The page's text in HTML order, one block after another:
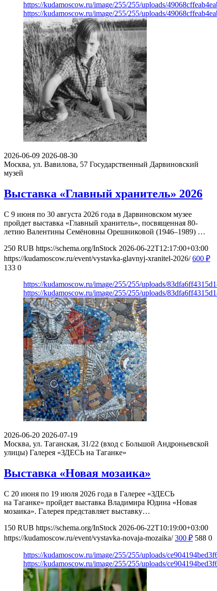
https://kudamoscow.ru/image/255/255/uploads/
https://kudamoscow.ru/image/255/255/uploads/
2026-06-09 2026-08-30
Москва, ул. Вавилова, 57 Государственный Дарвиновский
музей
Выставка «Главный хранитель» 2026
С 9 июня по 30 августа 2026 года в Дарвиновском музее
пройдет выставка «Главный хранитель», посвященная 80-
летию Валентины Семёновны Орешниковой (1946–1989) …
250 RUB https://schema.org/InStock 2026-06-22T12:17:00+03:00
https://kudamoscow.ru/event/vystavka-glavnyj-xranitel-2026/ 600 ₽
133 0
https://kudamoscow.ru/image/255/255/uploads/
https://kudamoscow.ru/image/255/255/uploads/
2026-06-20 2026-07-19
Москва, ул. Таганская, 31/22 (вход с Большой Андроньевской
улицы) Галерея «ЗДЕСЬ на Таганке»
Выставка «Новая мозаика»
С 20 июня по 19 июля 2026 года в Галерее «ЗДЕСЬ
на Таганке» пройдет выставка Владимира Юдина «Новая
мозаика». Галерея представляет выставку…
150 RUB https://schema.org/InStock 2026-06-22T10:19:00+03:00
https://kudamoscow.ru/event/vystavka-novaja-mozaika/ 300 ₽ 588 0
https://kudamoscow.ru/image/255/255/uploads/
https://kudamoscow.ru/image/255/255/uploads/